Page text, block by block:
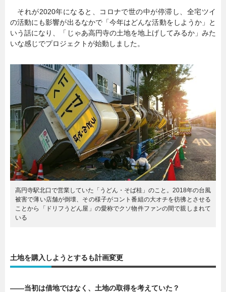
それが2020年になると、コロナで世の中が停滞し、全宅ツイ
の活動にも影響が出るなかで「今年はどんな活動をしようか」と
いう話になり、「じゃあ高円寺の土地を地上げしてみるか」みた
いな感じでプロジェクトが始動しました。
高円寺駅北口で営業していた「うどん・そば桂」のこと。2018年の台風
被害で薄い店舗が倒壊、その様子がコント番組の大オチを彷彿とさせる
ことから「ドリフうどん屋」の愛称でクソ物件ファンの間で親しまれて
いる
土地を購入しようとするも計画変更
――当初は借地ではなく、土地の取得を考えていた？